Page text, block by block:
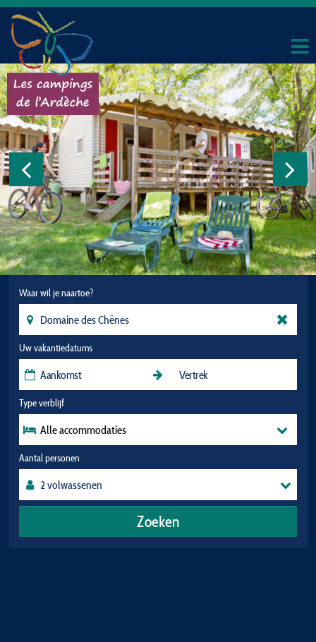
Waar wil je naartoe?
Uw vakantiedatums
Type verblijf
Alle accommodaties
Aantal personen
Zoeken